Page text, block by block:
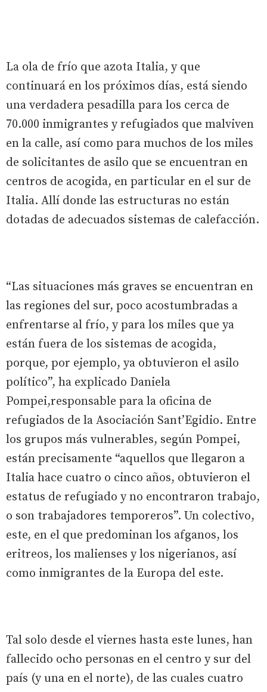
La ola de frío que azota Italia, y que
continuará en los próximos días, está siendo
una verdadera pesadilla para los cerca de
70.000 inmigrantes y refugiados que malviven
en la calle, así como para muchos de los miles
de solicitantes de asilo que se encuentran en
centros de acogida, en particular en el sur de
Italia. Allí donde las estructuras no están
dotadas de adecuados sistemas de calefacción.
“Las situaciones más graves se encuentran en
las regiones del sur, poco acostumbradas a
enfrentarse al frío, y para los miles que ya
están fuera de los sistemas de acogida,
porque, por ejemplo, ya obtuvieron el asilo
político”, ha explicado Daniela
Pompei,responsable para la oficina de
refugiados de la Asociación Sant’Egidio. Entre
los grupos más vulnerables, según Pompei,
están precisamente “aquellos que llegaron a
Italia hace cuatro o cinco años, obtuvieron el
estatus de refugiado y no encontraron trabajo,
o son trabajadores temporeros”. Un colectivo,
este, en el que predominan los afganos, los
eritreos, los malienses y los nigerianos, así
como inmigrantes de la Europa del este.
Tal solo desde el viernes hasta este lunes, han
fallecido ocho personas en el centro y sur del
país (y una en el norte), de las cuales cuatro